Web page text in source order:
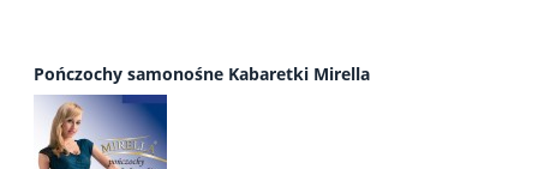
Pończochy samonośne Kabaretki Mirella